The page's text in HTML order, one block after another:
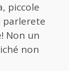
piccole
parlerete
Non un
non